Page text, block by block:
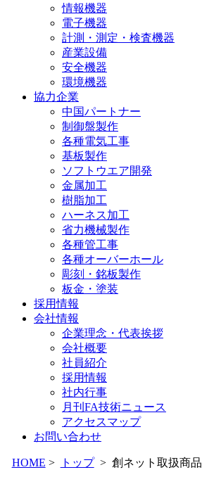
情報機器
電子機器
計測・測定・検査機器
産業設備
安全機器
環境機器
協力企業
中国パートナー
制御盤製作
各種電気工事
基板製作
ソフトウエア開発
金属加工
樹脂加工
ハーネス加工
省力機械製作
各種管工事
各種オーバーホール
彫刻・銘板製作
板金・塗装
採用情報
会社情報
企業理念・代表挨拶
会社概要
社員紹介
採用情報
社内行事
月刊FA技術ニュース
アクセスマップ
お問い合わせ
HOME > トップ> 創ネット取扱商品